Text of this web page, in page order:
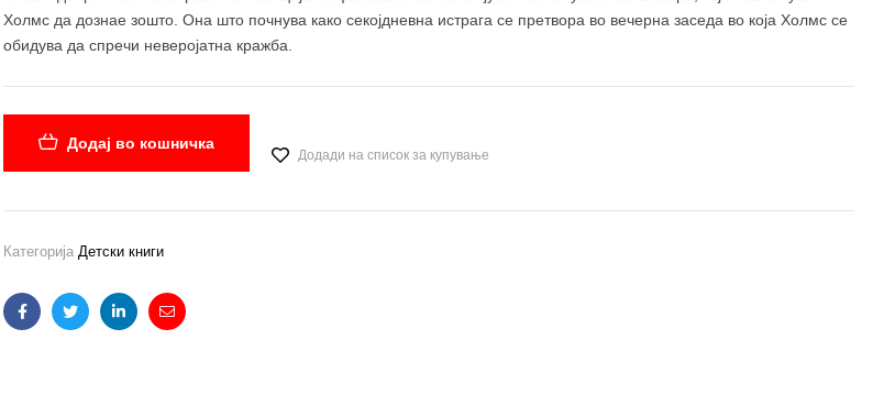
Холмс да дознае зошто. Она што почнува како секојдневна истрага се претвора во вечерна заседа во која Холмс се
обидува да спречи неверојатна кражба.
Додај во кошничка
Додади на список за купување
Категорија Детски книги
FacebookTwitterLinkedinEmail